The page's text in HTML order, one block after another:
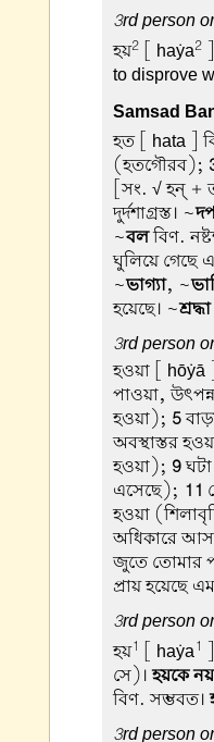
3rd person
হয়2[ haẏa2]
to disprove
Samsad
হত[ hata ]
(হতগৌরব);
[সং. √ হন্ +
দুর্দশাগ্রস্ত। ~
~বলবিণ.
ঘুলিয়ে গেছে
~ভাগ্যা, ~
হয়েছে। ~শ্রদ্ধা
3rd person
হওয়া[ hōẏā ]
পাওয়া,
হওয়া); 5
অবস্থাস্তর
হওয়া); 9
এসেছে); 11
হওয়া
অধিকারে
জুতে তোমার
প্রায় হয়েছে
3rd person
হয়1 [ haẏa1
সে)।হয়কে
বিণ. সম্ভবত।
3rd person